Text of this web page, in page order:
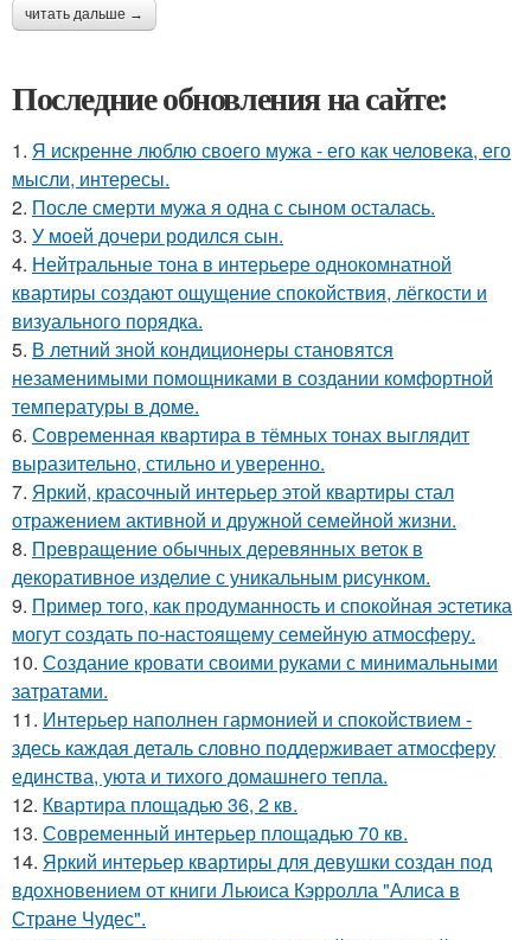
читать дальше →
Последние обновления на сайте:
1. Я искренне люблю своего мужа - его как человека, его
мысли, интересы.
2. После смерти мужа я одна с сыном осталась.
3. У моей дочери родился сын.
4. Нейтральные тона в интерьере однокомнатной
квартиры создают ощущение спокойствия, лёгкости и
визуального порядка.
5. В летний зной кондиционеры становятся
незаменимыми помощниками в создании комфортной
температуры в доме.
6. Современная квартира в тёмных тонах выглядит
выразительно, стильно и уверенно.
7. Яркий, красочный интерьер этой квартиры стал
отражением активной и дружной семейной жизни.
8. Превращение обычных деревянных веток в
декоративное изделие с уникальным рисунком.
9. Пример того, как продуманность и спокойная эстетика
могут создать по-настоящему семейную атмосферу.
10. Создание кровати своими руками с минимальными
затратами.
11. Интерьер наполнен гармонией и спокойствием -
здесь каждая деталь словно поддерживает атмосферу
единства, уюта и тихого домашнего тепла.
12. Квартира площадью 36, 2 кв.
13. Современный интерьер площадью 70 кв.
14. Яркий интерьер квартиры для девушки создан под
вдохновением от книги Льюиса Кэрролла "Алиса в
Стране Чудес".